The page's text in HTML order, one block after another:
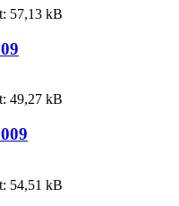
57,13 kB
49,27 kB
54,51 kB